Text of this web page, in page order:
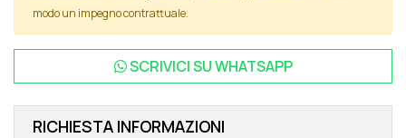
modo un impegno contrattuale.
SCRIVICI SUWHATSAPP
RICHIESTA INFORMAZIONI